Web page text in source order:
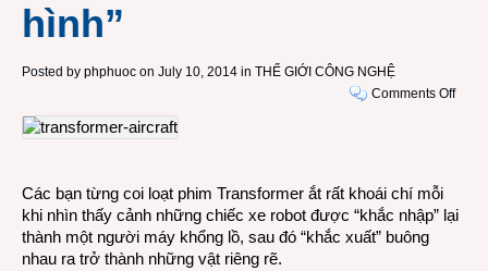
hình”
Posted by phphuoc on July 10, 2014 in THẾ GIỚI CÔNG NGHỆ
Comments Offon
Các bạn từng coi loạt phim Transformer ắt rất khoái chí mỗi
khi nhìn thấy cảnh những chiếc xe robot được “khắc nhập” lại
thành một người máy khổng lồ, sau đó “khắc xuất” buông
nhau ra trở thành những vật riêng rẽ.